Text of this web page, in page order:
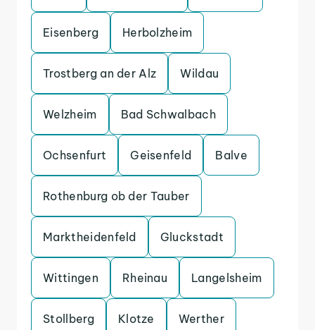
Eisenberg Herbolzheim
Trostberg an der Alz Wildau
Welzheim Bad Schwalbach
Ochsenfurt Geisenfeld Balve
Rothenburg ob der Tauber
Marktheidenfeld Gluckstadt
Wittingen Rheinau Langelsheim
Stollberg Klotze Werther